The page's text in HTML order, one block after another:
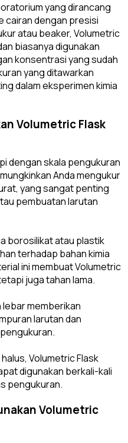
yang dirancang
cairan dengan presisi
atau beaker, Volumetric
biasanya digunakan
konsentrasi yang sudah
yang ditawarkan
dalam eksperimen kimia
Volumetric Flask
dengan skala pengukuran
Anda mengukur
yang sangat penting
pembuatan larutan
borosilikat atau plastik
terhadap bahan kimia
ini membuat Volumetric
juga tahan lama.
memberikan
larutan dan
Volumetric Flask
digunakan berkali-kali
pengukuran.
Volumetric